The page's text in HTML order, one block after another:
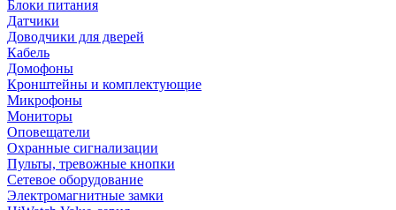
Блоки питания
Датчики
Доводчики для дверей
Кабель
Домофоны
Кронштейны и комплектующие
Микрофоны
Мониторы
Оповещатели
Охранные сигнализации
Пульты, тревожные кнопки
Сетевое оборудование
Электромагнитные замки